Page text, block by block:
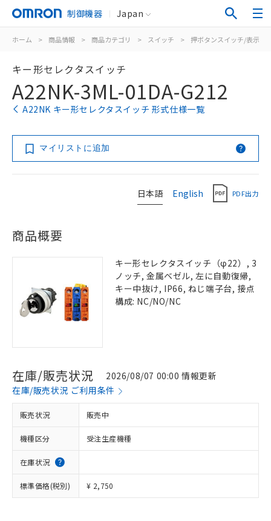
制御機器 Japan
ホーム > 商品情報 > 商品カテゴリ > スイッチ > 押ボタンスイッチ/表示灯
キー形セレクタスイッチ
A22NK-3ML-01DA-G212
A22NK キー形セレクタスイッチ 形式仕様一覧
マイリストに追加
日本語 English PDF出力
商品概要
キー形セレクタスイッチ（φ22）, 3
ノッチ, 金属ベゼル, 左に自動復帰,
キー中抜け, IP66, ねじ端子台, 接点
構成: NC/NO/NC
在庫/販売状況
2026/08/07 00:00 情報更新
在庫/販売状況 ご利用条件
販売状況 販売中
機種区分 受注生産機種
在庫状況
標準価格(税別) ¥ 2,750